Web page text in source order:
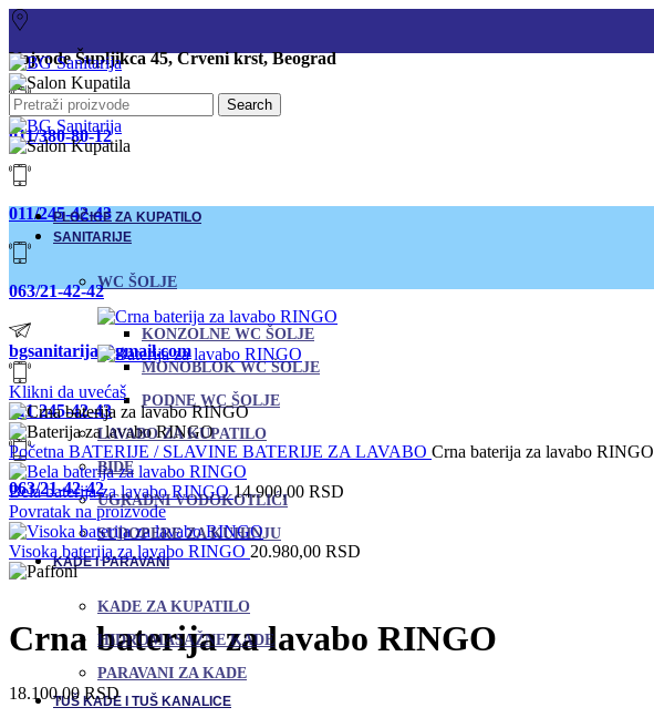
Vojvode Šupljikca 45, Crveni krst, Beograd
011/380-80-12
011/245-42-43
063/21-42-42
bgsanitarija@gmail.com
011 245-42-43
063/21-42-42
Search
PLOČICE ZA KUPATILO
SANITARIJE
WC ŠOLJE
KONZOLNE WC ŠOLJE
MONOBLOK WC ŠOLJE
PODNE WC ŠOLJE
LAVABO ZA KUPATILO
BIDE
UGRADNI VODOKOTLIĆI
SUDOPERE ZA KUHINJU
KADE I PARAVANI
KADE ZA KUPATILO
HIDROMASAŽNE KADE
PARAVANI ZA KADE
TUŠ KADE I TUŠ KANALICE
Klikni da uvećaš
Početna BATERIJE / SLAVINE BATERIJE ZA LAVABO Crna baterija za lavabo RINGO
Bela baterija za lavabo RINGO14.900,00 RSD
Povratak na proizvode
Visoka baterija za lavabo RINGO 20.980,00 RSD
Crna baterija za lavabo RINGO
18.100,00RSD